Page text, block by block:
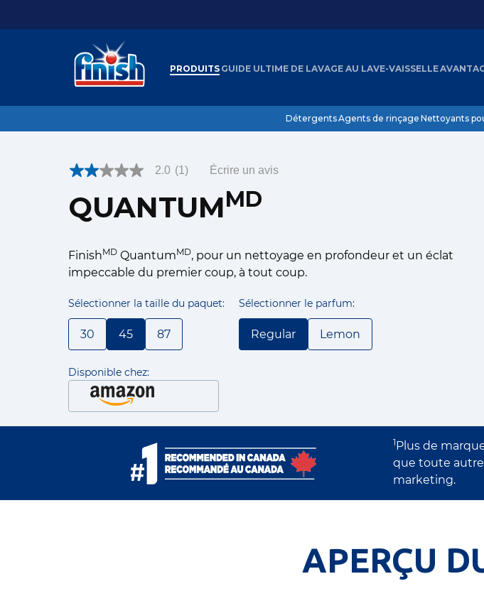
PRODUITS
DétergentsAgents de rinçage Nettoyants
GUIDE ULTIME DE LAVAGE AU LAVE-VAISSELLE
Quantum 45 Regular
2.0
sur
5
note
moyenne.
Read
Review.
vers
même
2.0 (1) Écrire un avis
QUANTUMMD
FinishMD QuantumMD, pour un nettoyage en profondeur et un éclat
impeccable du premier coup, à tout coup.
Sélectionner la taille du paquet:
30 45 87
Sélectionner le parfum:
Regular Lemon
Disponible chez:
1Plus de
que toute autre
marketing.
APERÇU